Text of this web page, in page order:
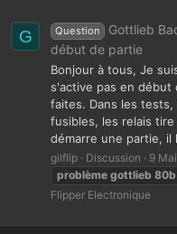
G Question
Gottlieb
début de partie
Bonjour à tous, Je
s'active pas en
faites. Dans les
fusibles, les relais
démarre une partie, il
gilflip Discussion
9
problème gottlieb 80b
Flipper Electronique